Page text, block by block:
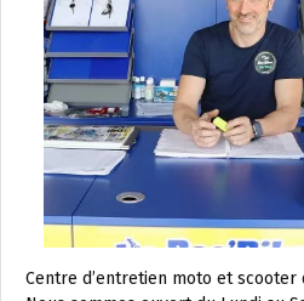
Centre d’entretien moto et scooter